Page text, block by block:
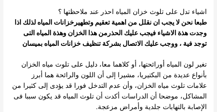
اشياء تدل على تلوث خزان المياه احذر عند ملاحظتها ؟
طبعا نحن لا يجب ان نقلل من اهمية تعقيم وتطهيرخزانات المياه لذلك اذا
وجدت هذة الاشياء فيجب عليك الحذرمن هذا الخزان وهذة المياه التى
توجد فية ، ووجب عليك الاتصال بشركة تنظيف خزانات المياه بميسان
تغير لون المياه أورائحتها، أو كلاهما معا، دليل على تلوث مياه الخزان
بأنواع عديدة من البكتيريا، مشيرا إلى أن اللون والرائحة هما أبرز
علامات تلوث مياه الخزان، وأن عدم التدخل فورا قد يؤدى إلى كثيرا من
المشاكل، موضحا أن الدراسات أكدت أن تلوث المياه قد يكون سببا فى
الإصابة بالتهابات جلدية وأمراض مزعجة.